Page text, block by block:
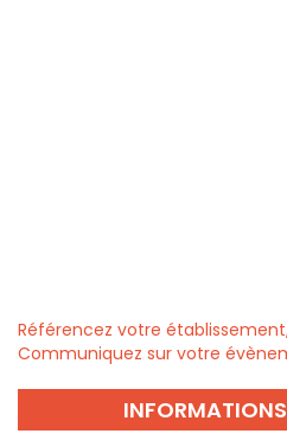
Référencez votre
Communiquez sur votre